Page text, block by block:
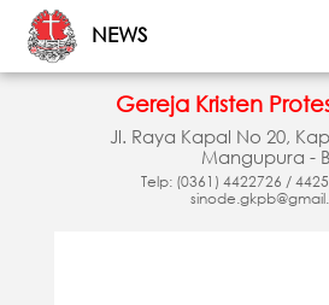
NEWS
Gereja Kristen
Jl. Raya Kapal No 20,
Mangupura -
Telp: (0361) 4422726 /